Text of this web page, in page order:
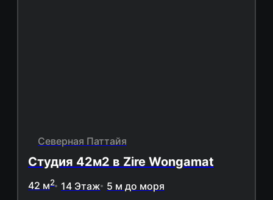
Северная Паттайя
Студия 42м2 в Zire Wongamat
42 м2 14 Этаж 5 м до моря